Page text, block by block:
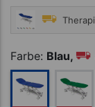
Farbe: Blau,